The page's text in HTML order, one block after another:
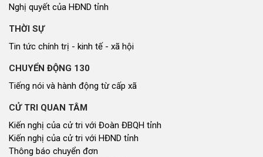
Nghị quyết của HĐND tỉnh
THỜI SỰ
Tin tức chính trị - kinh tế - xã hội
CHUYỂN ĐỘNG 130
Tiếng nói và hành động từ cấp xã
CỬ TRI QUAN TÂM
Kiến nghị của cử tri với Đoàn ĐBQH tỉnh
Kiến nghị của cử tri với HĐND tỉnh
Thông báo chuyển đơn